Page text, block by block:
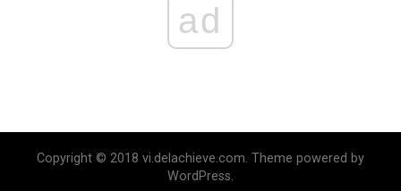
ad
Copyright © 2018 vi.delachieve.com. Theme powered by
WordPress.